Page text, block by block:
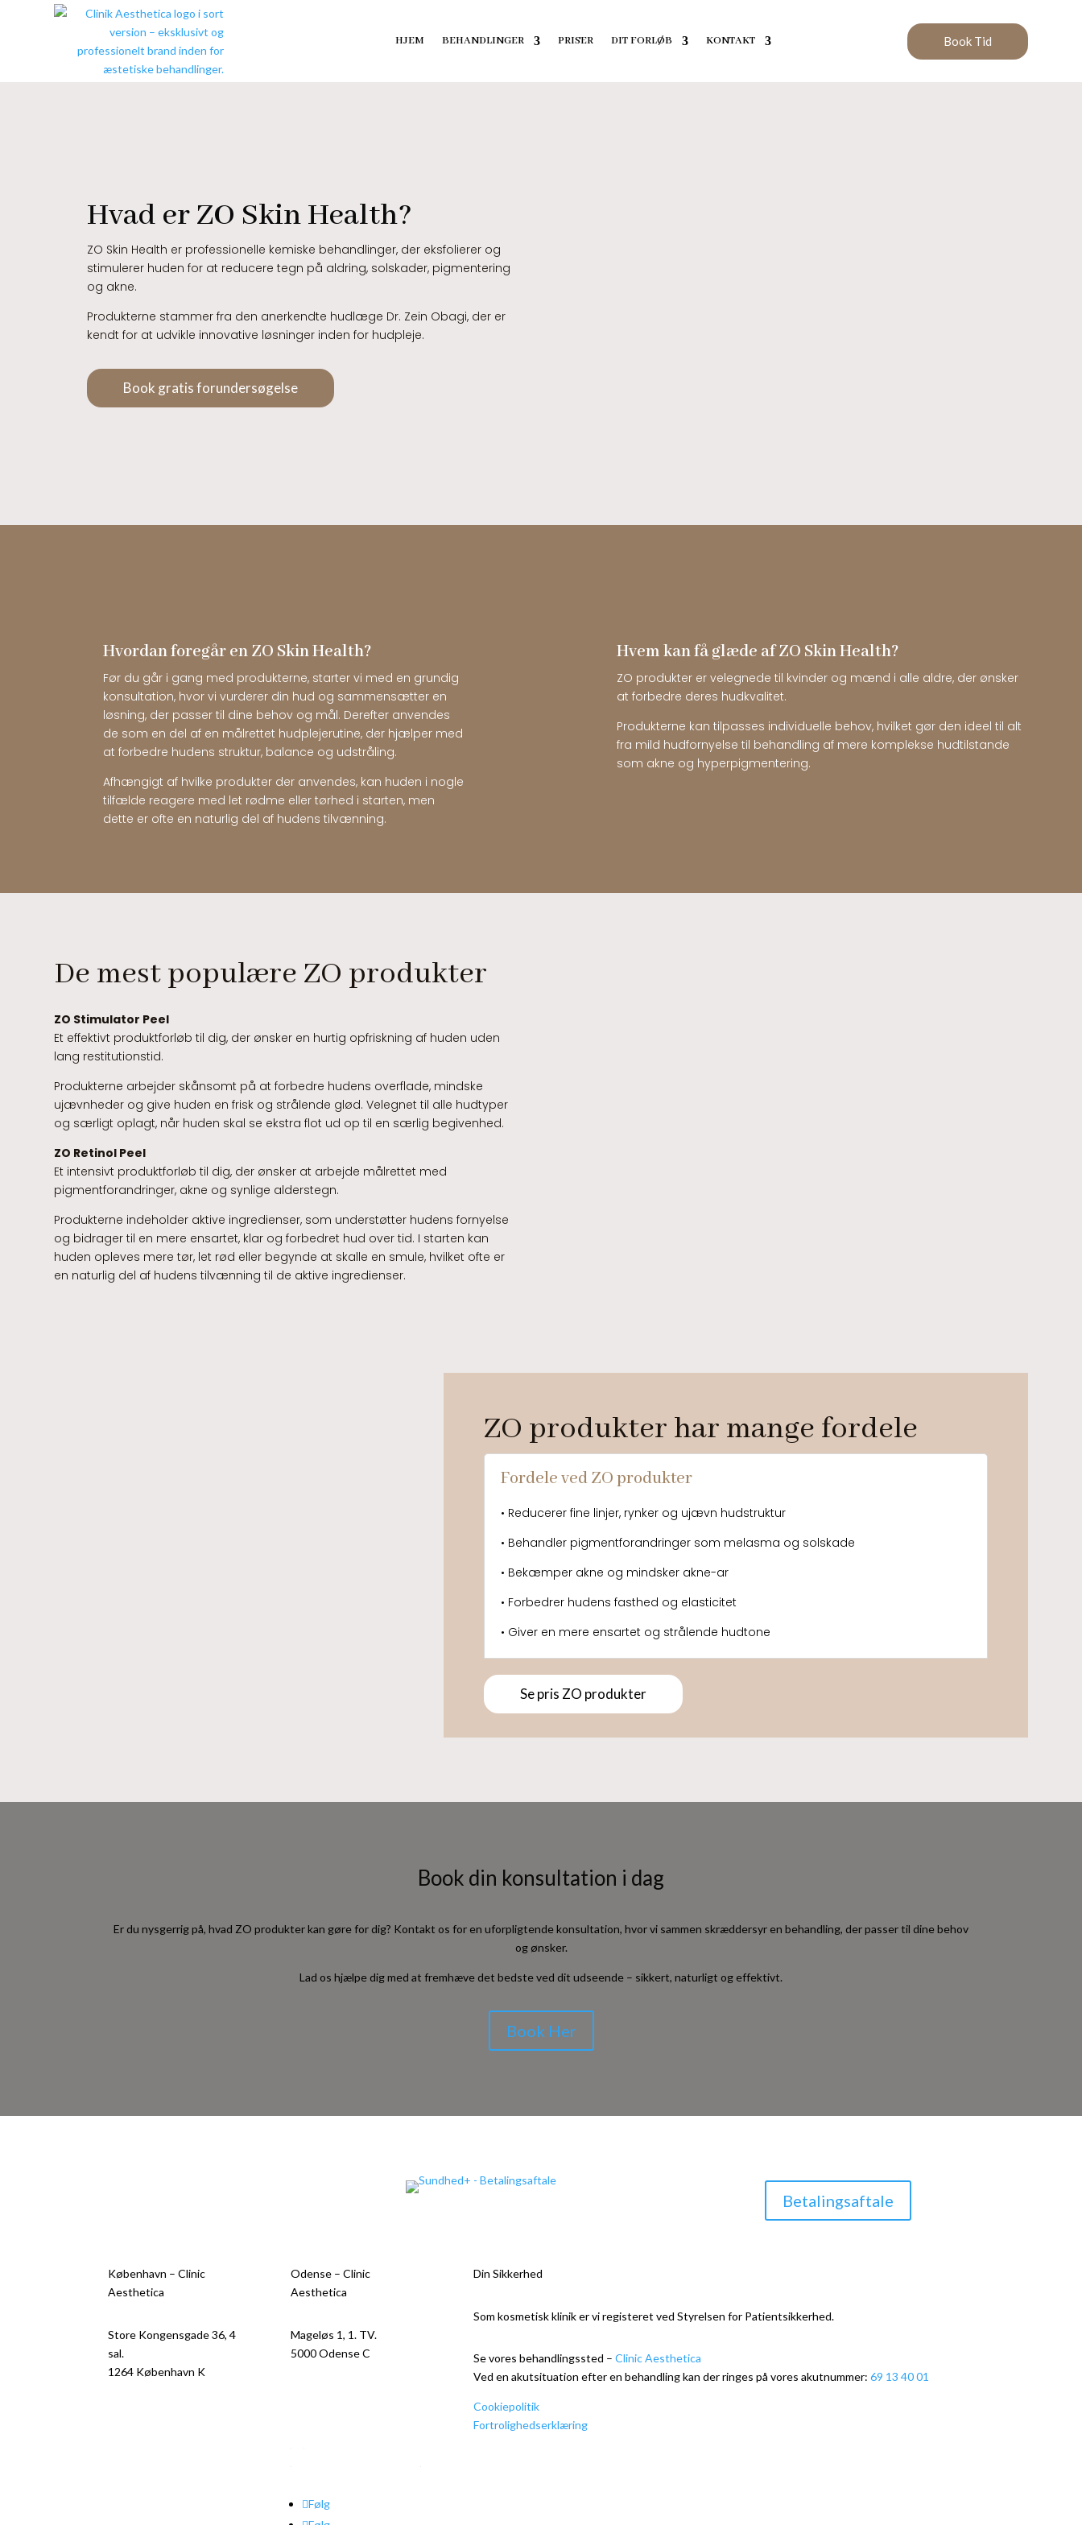
HJEM BEHANDLINGER PRISER DIT FORLØB KONTAKT Book Tid
Hvad er ZO Skin Health?
ZO Skin Health er professionelle kemiske behandlinger, der eksfolierer og
stimulerer huden for at reducere tegn på aldring, solskader, pigmentering
og akne.
Produkterne stammer fra den anerkendte hudlæge Dr. Zein Obagi, der er
kendt for at udvikle innovative løsninger inden for hudpleje.
Book gratis forundersøgelse
Hvordan foregår en ZO Skin Health?
Før du går i gang med produkterne, starter vi med en grundig
konsultation, hvor vi vurderer din hud og sammensætter en
løsning, der passer til dine behov og mål. Derefter anvendes
de som en del af en målrettet hudplejerutine, der hjælper med
at forbedre hudens struktur, balance og udstråling.
Afhængigt af hvilke produkter der anvendes, kan huden i nogle
tilfælde reagere med let rødme eller tørhed i starten, men
dette er ofte en naturlig del af hudens tilvænning.
Hvem kan få glæde af ZO Skin Health?
ZO produkter er velegnede til kvinder og mænd i alle aldre, der ønsker
at forbedre deres hudkvalitet.
Produkterne kan tilpasses individuelle behov, hvilket gør den ideel til alt
fra mild hudfornyelse til behandling af mere komplekse hudtilstande
som akne og hyperpigmentering.
De mest populære ZO produkter
ZO Stimulator Peel
Et effektivt produktforløb til dig, der ønsker en hurtig opfriskning af huden uden
lang restitutionstid.
Produkterne arbejder skånsomt på at forbedre hudens overflade, mindske
ujævnheder og give huden en frisk og strålende glød. Velegnet til alle hudtyper
og særligt oplagt, når huden skal se ekstra flot ud op til en særlig begivenhed.
ZO Retinol Peel
Et intensivt produktforløb til dig, der ønsker at arbejde målrettet med
pigmentforandringer, akne og synlige alderstegn.
Produkterne indeholder aktive ingredienser, som understøtter hudens fornyelse
og bidrager til en mere ensartet, klar og forbedret hud over tid. I starten kan
huden opleves mere tør, let rød eller begynde at skalle en smule, hvilket ofte er
en naturlig del af hudens tilvænning til de aktive ingredienser.
ZO produkter har mange fordele
Fordele ved ZO produkter
• Reducerer fine linjer, rynker og ujævn hudstruktur
• Behandler pigmentforandringer som melasma og solskade
• Bekæmper akne og mindsker akne-ar
• Forbedrer hudens fasthed og elasticitet
• Giver en mere ensartet og strålende hudtone
Se pris ZO produkter
Book din konsultation i dag
Er du nysgerrig på, hvad ZO produkter kan gøre for dig? Kontakt os for en uforpligtende konsultation, hvor vi sammen skræddersyr en behandling, der passer til dine behov
og ønsker.
Lad os hjælpe dig med at fremhæve det bedste ved dit udseende – sikkert, naturligt og effektivt.
Book Her
Betalingsaftale
København – Clinic
Aesthetica
Store Kongensgade 36, 4
sal.
1264 København K
Odense – Clinic
Aesthetica
Mageløs 1, 1. TV.
5000 Odense C
Følg
Din Sikkerhed
Som kosmetisk klinik er vi registeret ved Styrelsen for Patientsikkerhed.
Se vores behandlingssted –Clinic Aesthetica
Ved en akutsituation efter en behandling kan der ringes på vores akutnummer:69 13 40 01
Cookiepolitik
Fortrolighedserklæring